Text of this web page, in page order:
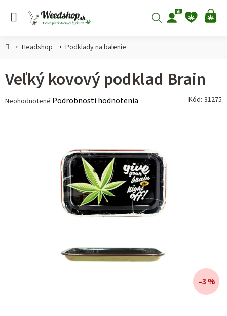
Hľadať
DomovHeadshop Podklady na balenie
Veľký kovový podklad Brain
Priemerné
Neohodnotené Podrobnosti hodnotenia Kód: 31275
–3 %